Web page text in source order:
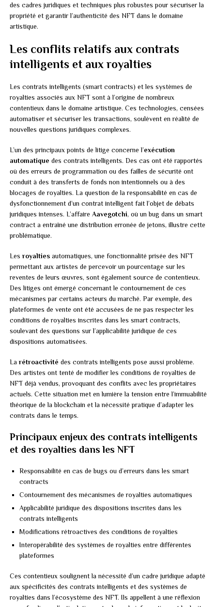
des cadres juridiques et techniques plus robustes pour sécuriser la
propriété et garantir l’authenticité des NFT dans le domaine
artistique.
Les conflits relatifs aux contrats
intelligents et aux royalties
Les contrats intelligents (smart contracts) et les systèmes de
royalties associés aux NFT sont à l’origine de nombreux
contentieux dans le domaine artistique. Ces technologies, censées
automatiser et sécuriser les transactions, soulèvent en réalité de
nouvelles questions juridiques complexes.
L’un des principaux points de litige concerne l’exécution
automatique des contrats intelligents. Des cas ont été rapportés
où des erreurs de programmation ou des failles de sécurité ont
conduit à des transferts de fonds non intentionnels ou à des
blocages de royalties. La question de la responsabilité en cas de
dysfonctionnement d’un contrat intelligent fait l’objet de débats
juridiques intenses. L’affaire Aavegotchi, où un bug dans un smart
contract a entraîné une distribution erronée de jetons, illustre cette
problématique.
Les royalties automatiques, une fonctionnalité prisée des NFT
permettant aux artistes de percevoir un pourcentage sur les
reventes de leurs œuvres, sont également source de contentieux.
Des litiges ont émergé concernant le contournement de ces
mécanismes par certains acteurs du marché. Par exemple, des
plateformes de vente ont été accusées de ne pas respecter les
conditions de royalties inscrites dans les smart contracts,
soulevant des questions sur l’applicabilité juridique de ces
dispositions automatisées.
La rétroactivité des contrats intelligents pose aussi problème.
Des artistes ont tenté de modifier les conditions de royalties de
NFT déjà vendus, provoquant des conflits avec les propriétaires
actuels. Cette situation met en lumière la tension entre l’immuabilité
théorique de la blockchain et la nécessité pratique d’adapter les
contrats dans le temps.
Principaux enjeux des contrats intelligents
et des royalties dans les NFT
Responsabilité en cas de bugs ou d’erreurs dans les smart
contracts
Contournement des mécanismes de royalties automatiques
Applicabilité juridique des dispositions inscrites dans les
contrats intelligents
Modifications rétroactives des conditions de royalties
Interopérabilité des systèmes de royalties entre différentes
plateformes
Ces contentieux soulignent la nécessité d’un cadre juridique adapté
aux spécificités des contrats intelligents et des systèmes de
royalties dans l’écosystème des NFT. Ils appellent à une réflexion